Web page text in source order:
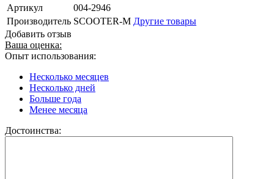
Артикул
004-2946
Производитель SCOOTER-M Другие товары
Добавить отзыв
Ваша оценка:
Опыт использования:
Несколько месяцев
Несколько дней
Больше года
Менее месяца
Достоинства: